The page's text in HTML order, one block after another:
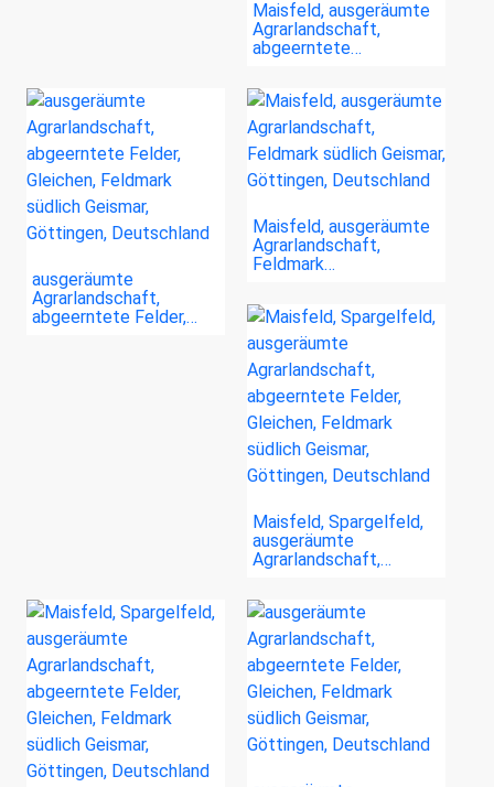
Maisfeld, ausgeräumte
Agrarlandschaft,
abgeerntete…
ausgeräumte
Agrarlandschaft,
abgeerntete Felder,…
Maisfeld, ausgeräumte
Agrarlandschaft,
Feldmark…
Maisfeld, Spargelfeld,
ausgeräumte
Agrarlandschaft,…